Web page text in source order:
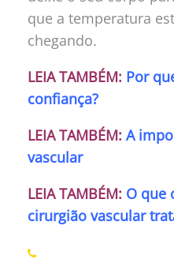
que a temperatura
chegando.
LEIA TAMBÉM: Por
confiança?
LEIA TAMBÉM: A
vascular
LEIA TAMBÉM: O que
cirurgião vascular